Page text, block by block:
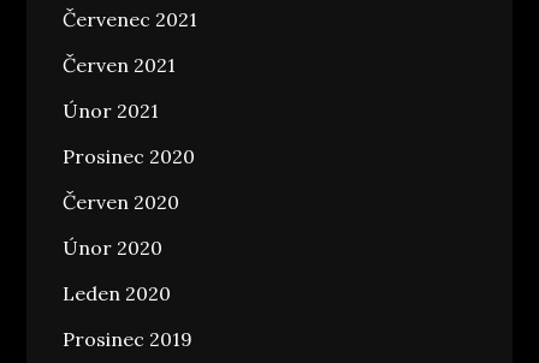
Červenec 2021
Červen 2021
Únor 2021
Prosinec 2020
Červen 2020
Únor 2020
Leden 2020
Prosinec 2019